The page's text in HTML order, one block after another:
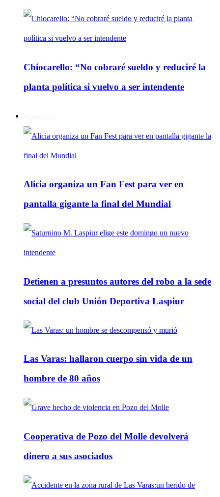
Chiocarello: “No cobraré sueldo y reduciré la
planta política si vuelvo a ser intendente
Alicia organiza un Fan Fest para ver en
pantalla gigante la final del Mundial
Detienen a presuntos autores del robo a la sede
social del club Unión Deportiva Laspiur
Las Varas: hallaron cuerpo sin vida de un
hombre de 80 años
Cooperativa de Pozo del Molle devolverá
dinero a sus asociados